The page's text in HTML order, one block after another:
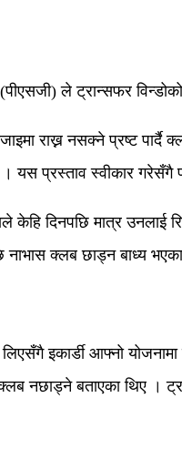
ले ट्रान्सफर
राख्न नसक्ने प्रष्ट
। यस प्रस्ताव स्वीकार
केहि दिनपछि मात्र
नाभास क्लब छाड्न बाध्य
लिएसँगै इकार्डी आफ्नो
नछाड्ने बताएका थिए ।